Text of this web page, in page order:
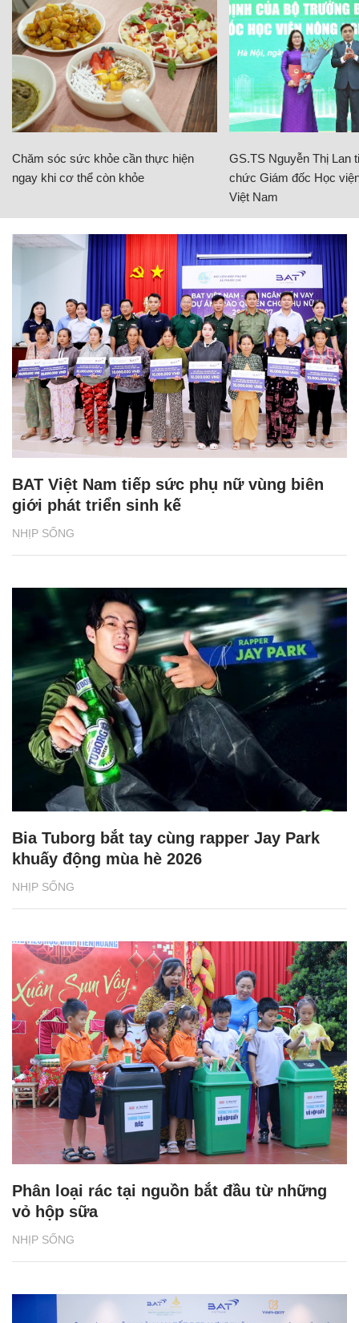
Chăm sóc sức khỏe cần thực hiện
ngay khi cơ thể còn khỏe
GS.TS Nguyễn Thị Lan
chức Giám đốc Học
Việt Nam
NHỊP SỐNG
BAT Việt Nam tiếp sức phụ nữ vùng biên
giới phát triển sinh kế
NHỊP SỐNG
Bia Tuborg bắt tay cùng rapper Jay Park
khuấy động mùa hè 2026
NHỊP SỐNG
Phân loại rác tại nguồn bắt đầu từ những
vỏ hộp sữa